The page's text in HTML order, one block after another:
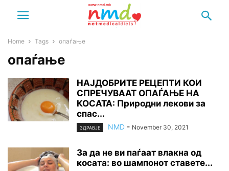
Home Tags опаѓање
опаѓање
НАЈДОБРИТЕ РЕЦЕПТИ КОИ
СПРЕЧУВААТ ОПАЃАЊЕ НА
КОСАТА: Природни лекови за
спас...
ЗДРАВЈЕ NMD - November 30, 2021
За да не ви паѓаат влакна од
косата: во шампонот ставете...